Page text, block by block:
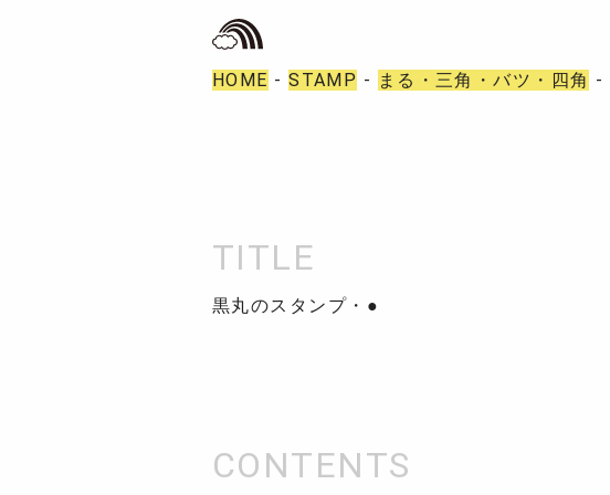
HOME -STAMP - まる・三角・バツ・四角 -
黒丸のスタンプ・●